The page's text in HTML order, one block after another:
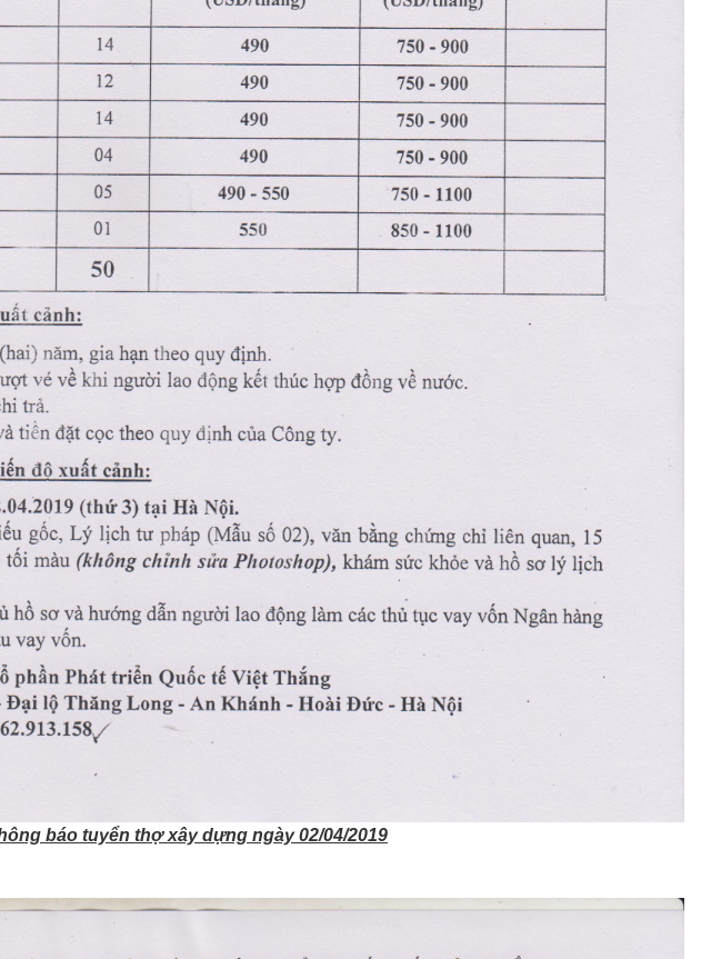
báo tuyển thợ xây dựng ngày 02/04/2019